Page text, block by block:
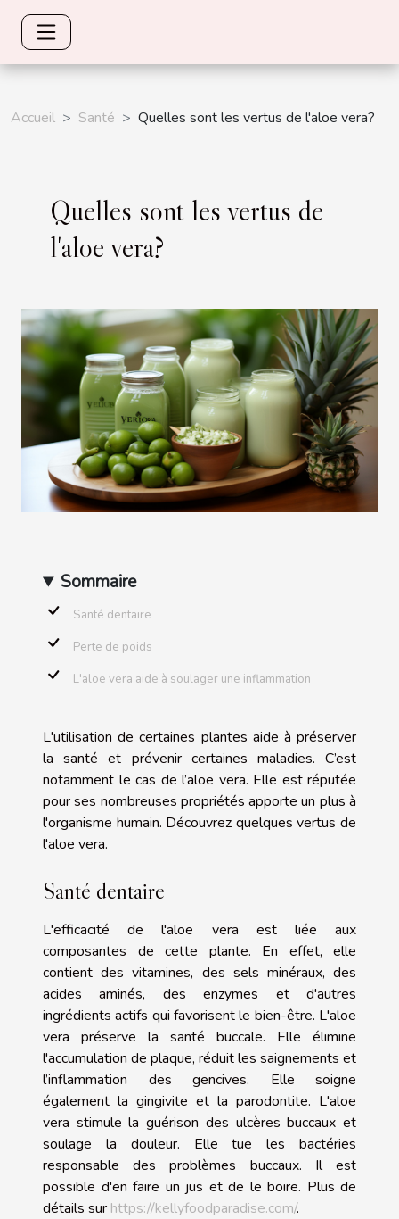
Accueil Santé Quelles sont les vertus de l'aloe vera?
Quelles sont les vertus de
l'aloe vera?
Sommaire
Santé dentaire
Perte de poids
L'aloe vera aide à soulager une inflammation
L'utilisation de certaines plantes aide à préserver
la santé et prévenir certaines maladies. C’est
notamment le cas de l’aloe vera. Elle est réputée
pour ses nombreuses propriétés apporte un plus à
l'organisme humain. Découvrez quelques vertus de
l'aloe vera.
Santé dentaire
L'efficacité de l'aloe vera est liée aux
composantes de cette plante. En effet, elle
contient des vitamines, des sels minéraux, des
acides aminés, des enzymes et d'autres
ingrédients actifs qui favorisent le bien-être. L'aloe
vera préserve la santé buccale. Elle élimine
l'accumulation de plaque, réduit les saignements et
l’inflammation des gencives. Elle soigne
également la gingivite et la parodontite. L'aloe
vera stimule la guérison des ulcères buccaux et
soulage la douleur. Elle tue les bactéries
responsable des problèmes buccaux. Il est
possible d'en faire un jus et de le boire. Plus de
détails sur https://kellyfoodparadise.com/.